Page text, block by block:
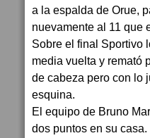
a la espalda de Orue,
nuevamente al 11 que
Sobre el final Sportivo
media vuelta y remató
de cabeza pero con lo
esquina.
El equipo de Bruno
dos puntos en su